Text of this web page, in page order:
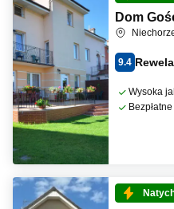
Dom
9.4
Wysoka